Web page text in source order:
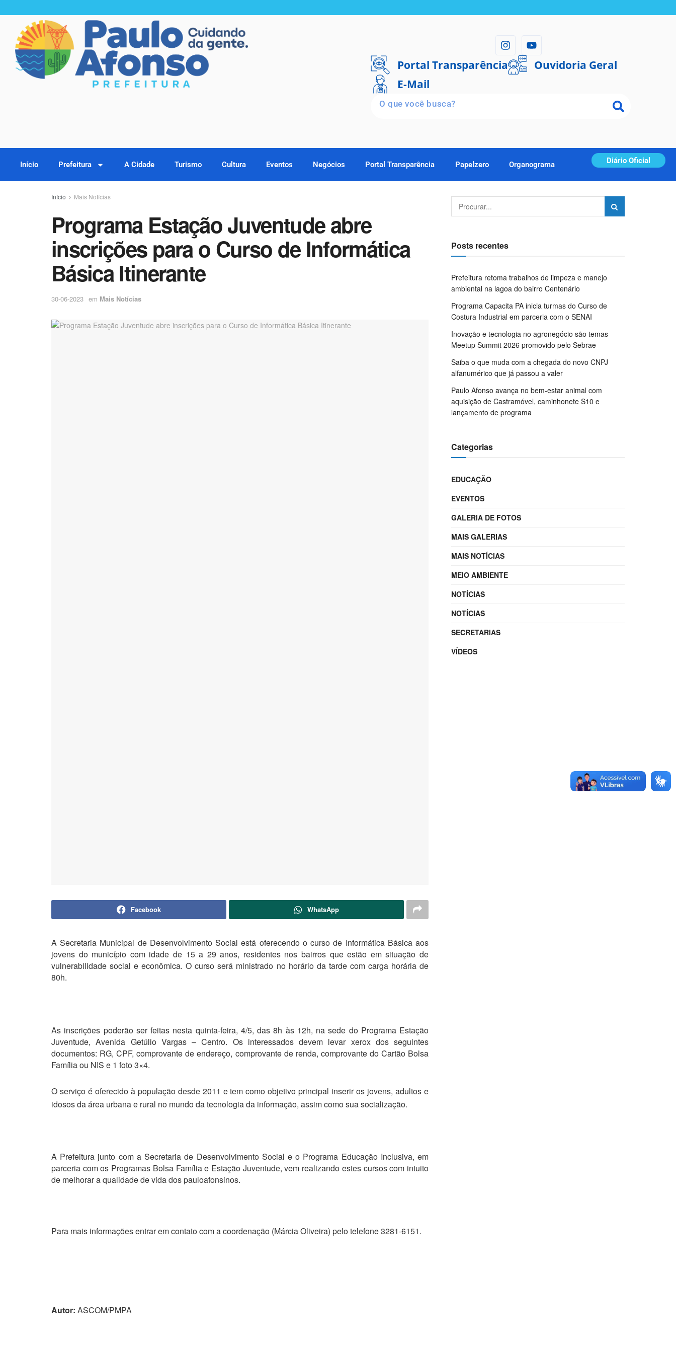
Portal Transparência
Ouvidoria Geral
E-Mail
Início Prefeitura A Cidade Turismo Cultura Eventos Negócios Portal Transparência Papelzero Organograma Diário Oficial
Início Mais Notícias
Programa Estação Juventude abre
inscrições para o Curso de Informática
Básica Itinerante
30-06-2023 em Mais Notícias
Facebook WhatsApp
A Secretaria Municipal de Desenvolvimento Social está oferecendo o curso de Informática Básica aos
jovens do município com idade de 15 a 29 anos, residentes nos bairros que estão em situação de
vulnerabilidade social e econômica. O curso será ministrado no horário da tarde com carga horária de
80h.
As inscrições poderão ser feitas nesta quinta-feira, 4/5, das 8h às 12h, na sede do Programa Estação
Juventude, Avenida Getúlio Vargas – Centro. Os interessados devem levar xerox dos seguintes
documentos: RG, CPF, comprovante de endereço, comprovante de renda, comprovante do Cartão Bolsa
Família ou NIS e 1 foto 3×4.
O serviço é oferecido à população desde 2011 e tem como objetivo principal inserir os jovens, adultos e
idosos da área urbana e rural no mundo da tecnologia da informação, assim como sua socialização.
A Prefeitura junto com a Secretaria de Desenvolvimento Social e o Programa Educação Inclusiva, em
parceria com os Programas Bolsa Família e Estação Juventude, vem realizando estes cursos com intuito
de melhorar a qualidade de vida dos pauloafonsinos.
Para mais informações entrar em contato com a coordenação (Márcia Oliveira) pelo telefone 3281-6151.
Autor: ASCOM/PMPA
Posts recentes
Prefeitura retoma trabalhos de limpeza e manejo
ambiental na lagoa do bairro Centenário
Programa Capacita PA inicia turmas do Curso de
Costura Industrial em parceria com o SENAI
Inovação e tecnologia no agronegócio são temas
Meetup Summit 2026 promovido pelo Sebrae
Saiba o que muda com a chegada do novo CNPJ
alfanumérico que já passou a valer
Paulo Afonso avança no bem-estar animal com
aquisição de Castramóvel, caminhonete S10 e
lançamento de programa
Categorias
EDUCAÇÃO
EVENTOS
GALERIA DE FOTOS
MAIS GALERIAS
MAIS NOTÍCIAS
MEIO AMBIENTE
NOTÍCIAS
NOTÍCIAS
SECRETARIAS
VÍDEOS